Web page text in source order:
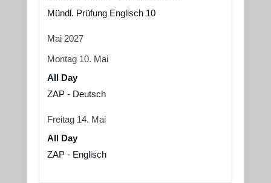
Mündl. Prüfung Englisch 10
Mai 2027
Montag 10. Mai
All Day
ZAP - Deutsch
Freitag 14. Mai
All Day
ZAP - Englisch